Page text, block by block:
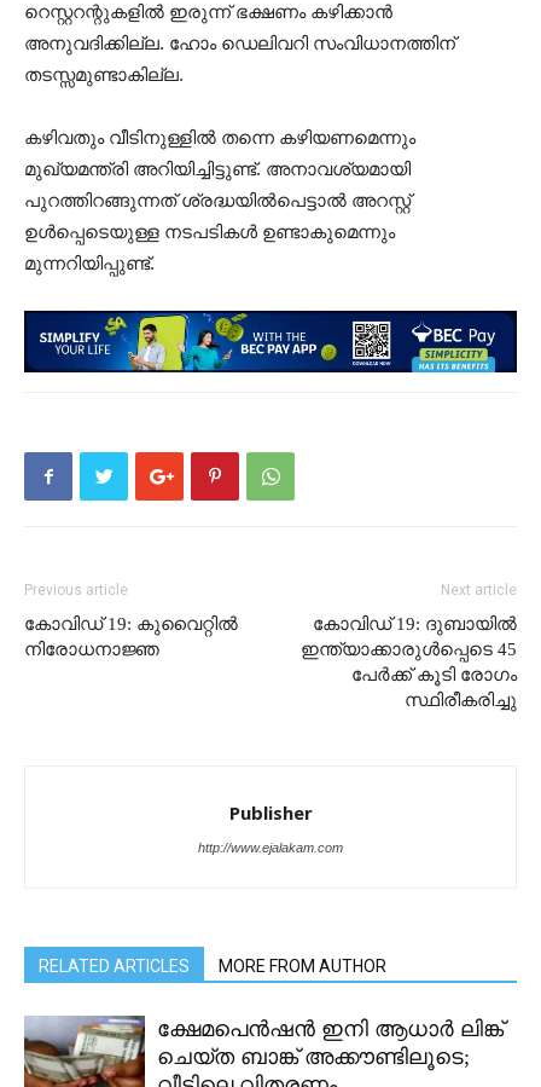
റെസ്റ്ററന്റുകളിൽ ഇരുന്ന് ഭക്ഷണം കഴിക്കാന്‍
അനുവദിക്കില്ല. ഹോം ഡെലിവറി സംവിധാനത്തിന്
തടസ്സമുണ്ടാകില്ല.
കഴിവതും വീടിനുള്ളിൽ തന്നെ കഴിയണമെന്നും
മുഖ്യമന്ത്രി അറിയിച്ചിട്ടുണ്ട്. അനാവശ്യമായി
പുറത്തിറങ്ങുന്നത് ശ്രദ്ധയിൽപെട്ടാൽ അറസ്റ്റ്
ഉൾപ്പെടെയുള്ള നടപടികൾ ഉണ്ടാകുമെന്നും
മുന്നറിയിപ്പുണ്ട്.
Previous article
കോവിഡ് 19: കുവൈറ്റിൽ
നിരോധനാജ്ഞ
Next article
കോവിഡ് 19: ദുബായിൽ
ഇന്ത്യാക്കാരുള്‍പ്പെടെ 45
പേർക്ക് കൂടി രോഗം
സ്ഥിരീകരിച്ചു
Publisher
http://www.ejalakam.com
RELATED ARTICLES MORE FROM AUTHOR
ക്ഷേമപെൻഷൻ ഇനി ആധാർ ലിങ്ക്
ചെയ്ത ബാങ്ക് അക്കൗണ്ടിലൂടെ;